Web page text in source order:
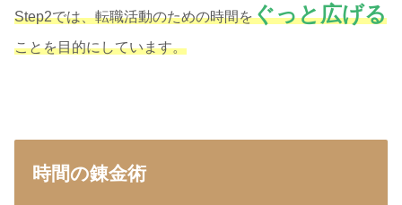
Step2では、転職活動のための時間をぐっと広げる
ことを目的にしています。
時間の錬金術